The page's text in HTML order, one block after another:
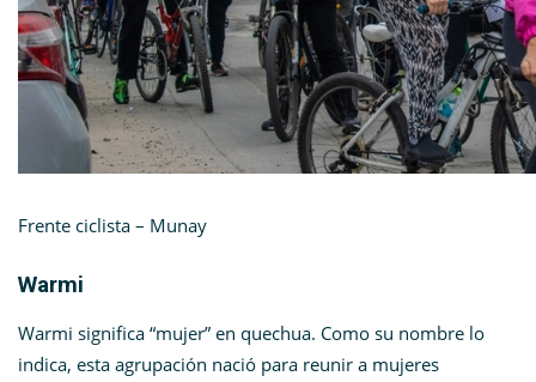
Frente ciclista – Munay
Warmi
Warmi significa “mujer” en quechua. Como su nombre lo
indica, esta agrupación nació para reunir a mujeres